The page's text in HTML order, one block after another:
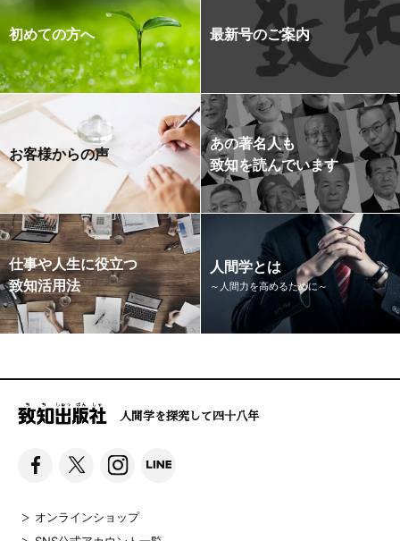
初めての方へ 最新号のご案内
お客様からの声
あの著名人も
致知を読んでいます
仕事や人生に役立つ
致知活用法
人間学とは
～人間力を高めるために～
人間学を探究して四十八年
オンラインショップ